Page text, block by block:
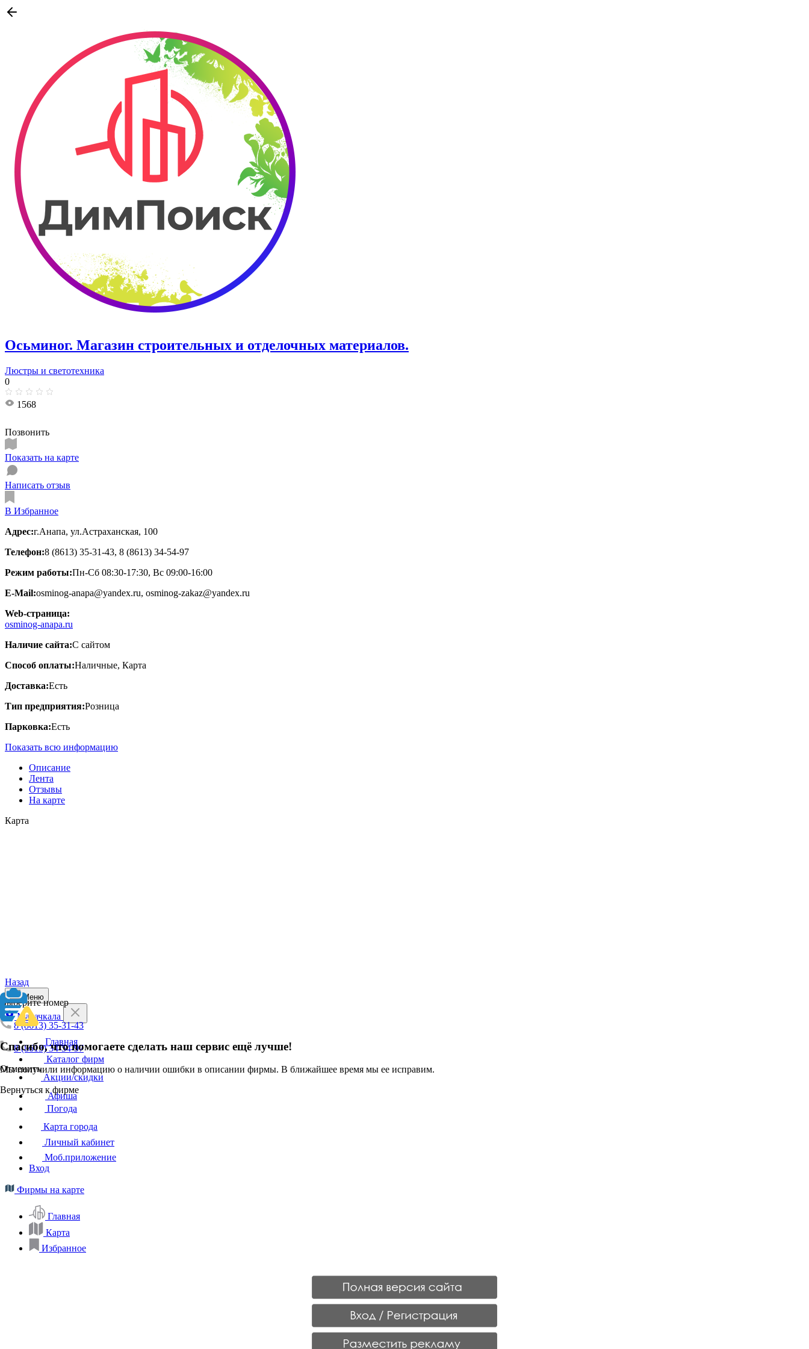
Осьминог. Магазин строительных и отделочных материалов.
Люстры и светотехника
0
1568
Позвонить
Показать на карте
Написать отзыв
В Избранное
Адрес:г.Анапа, ул.Астраханская, 100
Телефон:8 (8613) 35-31-43, 8 (8613) 34-54-97
Режим работы:Пн-Сб 08:30-17:30, Вс 09:00-16:00
E-Mail:osminog-anapa@yandex.ru, osminog-zakaz@yandex.ru
Web-страница:
osminog-anapa.ru
Наличие сайта:С сайтом
Способ оплаты:Наличные, Карта
Доставка:Есть
Тип предприятия:Розница
Парковка:Есть
Показать всю информацию
Описание
Лента
Отзывы
На карте
Карта
Назад
Выберите номер
8 (8613) 35-31-43
8 (8613) 34-54-97
Отменить
Спасибо, что помогаете сделать наш сервис ещё лучше!
Мы получили информацию о наличии ошибки в описании фирмы. В ближайшее время мы ее исправим.
Вернуться к фирме
Меню
Махачкала
Главная
Каталог фирм
Акции/скидки
Афиша
Погода
Карта города
Личный кабинет
Моб.приложение
Вход
Фирмы на карте
Главная
Карта
Избранное